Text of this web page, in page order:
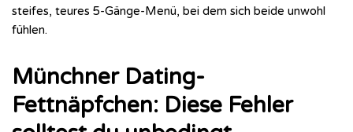
steifes, teures 5-Gänge-Menü, bei dem sich beide unwohl
fühlen.
Münchner Dating-
Fettnäpfchen: Diese Fehler